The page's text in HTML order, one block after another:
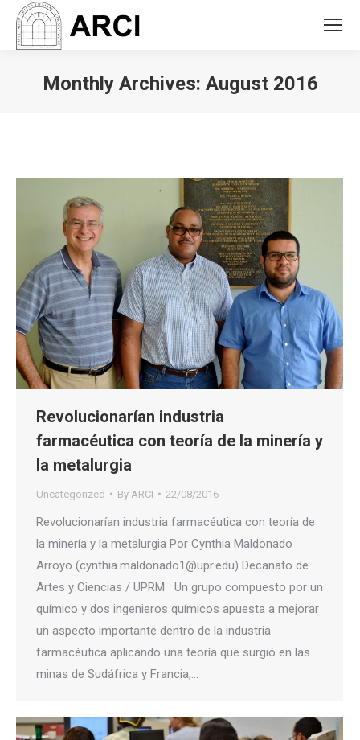
Monthly Archives: August 2016
Revolucionarían industria
farmacéutica con teoría de la minería y
la metalurgia
Uncategorized By ARCI 22/08/2016
Revolucionarían industria farmacéutica con teoría de
la minería y la metalurgia Por Cynthia Maldonado
Arroyo (cynthia.maldonado1@upr.edu) Decanato de
Artes y Ciencias / UPRM Un grupo compuesto por un
químico y dos ingenieros químicos apuesta a mejorar
un aspecto importante dentro de la industria
farmacéutica aplicando una teoría que surgió en las
minas de Sudáfrica y Francia,…